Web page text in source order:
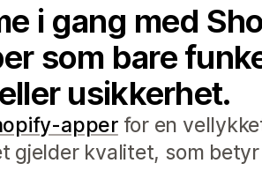
i gang med
som bare
usikkerhet.
apperfor en
gjelder kvalitet, som